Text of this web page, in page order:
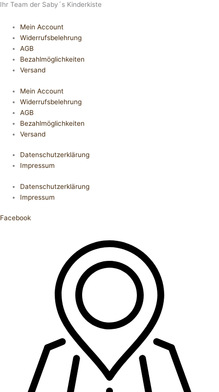
Ihr Team der Saby´s Kinderkiste
Mein Account
Widerrufsbelehrung
AGB
Bezahlmöglichkeiten
Versand
Mein Account
Widerrufsbelehrung
AGB
Bezahlmöglichkeiten
Versand
Datenschutzerklärung
Impressum
Datenschutzerklärung
Impressum
Facebook